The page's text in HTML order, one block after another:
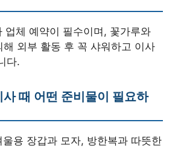
업체 예약이 필수이며, 꽃가루와
해 외부 활동 후 꼭 샤워하고 이사
다.
때 어떤 준비물이 필요하
용 장갑과 모자, 방한복과 따뜻한